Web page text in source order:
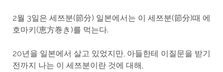
2월 3일은 세쯔분(節分) 일본에서는 이 세쯔분(節分)때 에
호마키(恵方巻き)를 먹는다.
20년을 일본에서 살고 있었지만, 아들한테 이질문을 받기
전까지 나는 이 세쯔분이란 것에 대해,